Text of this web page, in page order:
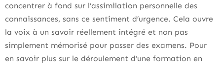
concentrer à fond sur l’assimilation personnelle des
connaissances, sans ce sentiment d’urgence. Cela ouvre
la voix à un savoir réellement intégré et non pas
simplement mémorisé pour passer des examens. Pour
en savoir plus sur le déroulement d’une formation en